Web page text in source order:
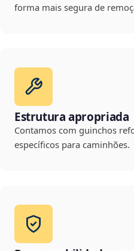
forma mais segura de
Estrutura apropriada
Contamos com guinchos
específicos para caminhões.